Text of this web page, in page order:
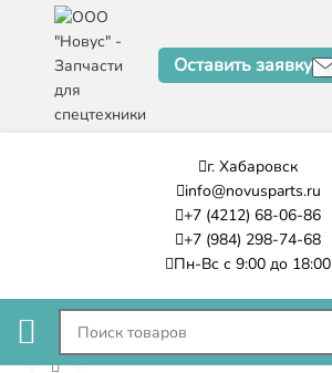
Оставить заявку
г. Хабаровск
info@novusparts.ru
+7 (4212) 68-06-86
+7 (984) 298-74-68
Пн-Вс с 9:00 до 18:00
Нажмите, чтобы увеличить